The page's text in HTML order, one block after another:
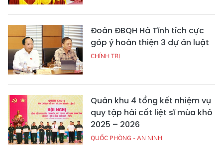
Đoàn ĐBQH Hà Tĩnh tích cực
góp ý hoàn thiện 3 dự án luật
CHÍNH TRỊ
Quân khu 4 tổng kết nhiệm vụ
quy tập hài cốt liệt sĩ mùa khô
2025 – 2026
QUỐC PHÒNG - AN NINH